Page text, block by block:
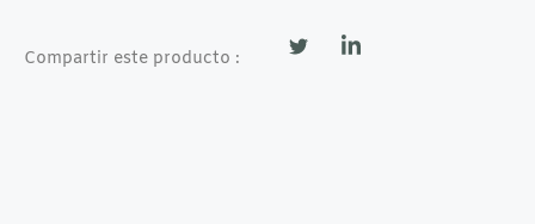
Compartir este producto :